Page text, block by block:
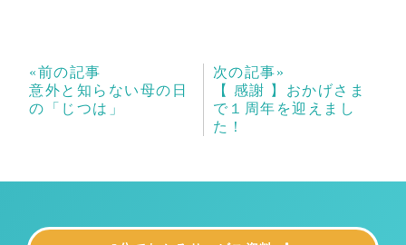
«前の記事
意外と知らない母の日
の「じつは」
次の記事»
【 感謝 】おかげさま
で１周年を迎えまし
た！